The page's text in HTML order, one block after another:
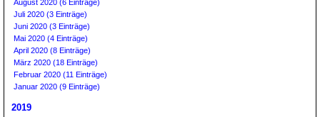
August 2020 (6 Einträge)
Juli 2020 (3 Einträge)
Juni 2020 (3 Einträge)
Mai 2020 (4 Einträge)
April 2020 (8 Einträge)
März 2020 (18 Einträge)
Februar 2020 (11 Einträge)
Januar 2020 (9 Einträge)
2019